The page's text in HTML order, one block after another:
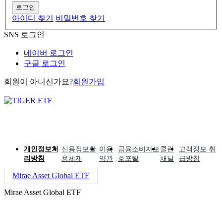
로그인
아이디 찾기
비밀번호 찾기
SNS 로그인
네이버 로그인
구글 로그인
회원이 아니신가요?회원가입
개인정보처
리방침
신용정보활
용체제
이용
약관
금융소비자보
호포탈
클린
채널
고객정보 취
급방침
Mirae Asset Global ETF
Mirae Asset Global ETF